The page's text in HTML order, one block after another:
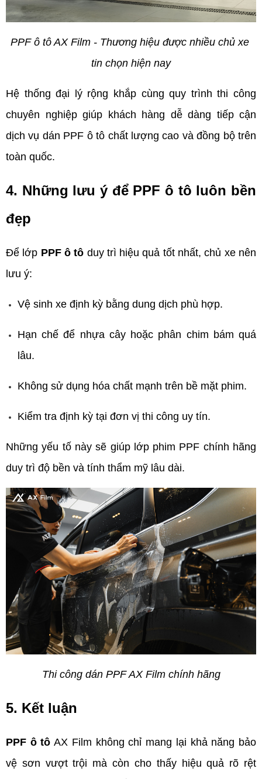
PPF ô tô AX Film - Thương hiệu được nhiều chủ xe
tin chọn hiện nay
Hệ thống đại lý rộng khắp cùng quy trình thi công
chuyên nghiệp giúp khách hàng dễ dàng tiếp cận
dịch vụ dán PPF ô tô chất lượng cao và đồng bộ trên
toàn quốc.
4. Những lưu ý để PPF ô tô luôn bền
đẹp
Để lớp PPF ô tô duy trì hiệu quả tốt nhất, chủ xe nên
lưu ý:
Vệ sinh xe định kỳ bằng dung dịch phù hợp.
Hạn chế để nhựa cây hoặc phân chim bám quá
lâu.
Không sử dụng hóa chất mạnh trên bề mặt phim.
Kiểm tra định kỳ tại đơn vị thi công uy tín.
Những yếu tố này sẽ giúp lớp phim PPF chính hãng
duy trì độ bền và tính thẩm mỹ lâu dài.
Thi công dán PPF AX Film chính hãng
5. Kết luận
PPF ô tô AX Film không chỉ mang lại khả năng bảo
vệ sơn vượt trội mà còn cho thấy hiệu quả rõ rệt